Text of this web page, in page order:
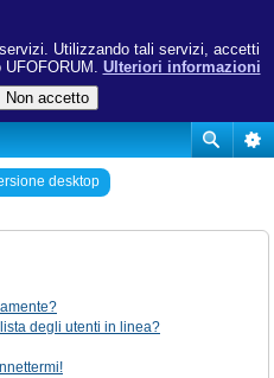
Utilizzando tali servizi, accetti
Ulteriori informazioni
desktop
degli utenti in linea?